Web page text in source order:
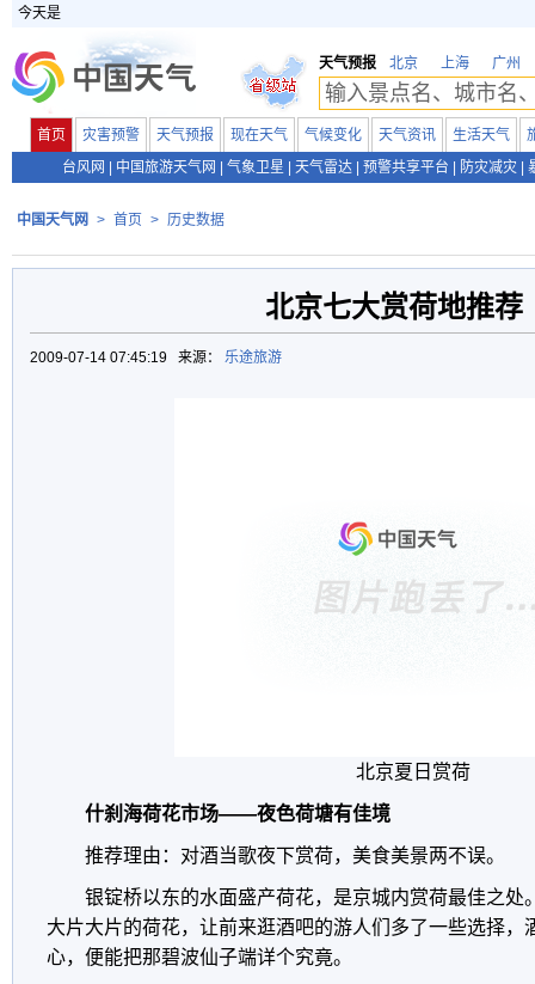
今天是
天气预报 北京 上海 广州
首页 灾害预警 天气预报 现在天气 气候变化 天气资讯 生活天气
台风网
中国旅游天气网 气象卫星 天气雷达 预警共享平台 防灾减灾
中国天气网 > 首页 > 历史数据
北京七大赏荷地推荐
2009-07-14 07:45:19 来源： 乐途旅游
北京夏日赏荷
什刹海荷花市场——夜色荷塘有佳境
推荐理由：对酒当歌夜下赏荷，美食美景两不误。
银锭桥以东的水面盛产荷花，是京城内赏荷最佳之处
大片大片的荷花，让前来逛酒吧的游人们多了一些选择，
心，便能把那碧波仙子端详个究竟。